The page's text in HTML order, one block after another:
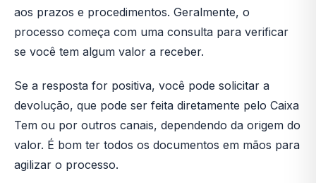
aos prazos e procedimentos. Geralmente, o
processo começa com uma consulta para verificar
se você tem algum valor a receber.
Se a resposta for positiva, você pode solicitar a
devolução, que pode ser feita diretamente pelo Caixa
Tem ou por outros canais, dependendo da origem do
valor. É bom ter todos os documentos em mãos para
agilizar o processo.